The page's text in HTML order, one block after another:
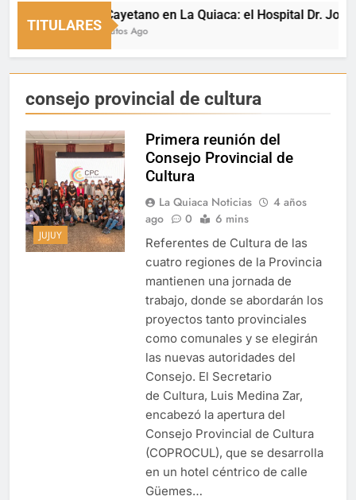
TITULARES
San Cayetano en La Quiaca: el Hospital Dr. Jorge
10 Minutos Ago
consejo provincial de cultura
JUJUY
Primera reunión del
Consejo Provincial de
Cultura
La Quiaca Noticias
4 años
ago
0 6 mins
Referentes de Cultura de las
cuatro regiones de la Provincia
mantienen una jornada de
trabajo, donde se abordarán los
proyectos tanto provinciales
como comunales y se elegirán
las nuevas autoridades del
Consejo. El Secretario
de Cultura, Luis Medina Zar,
encabezó la apertura del
Consejo Provincial de Cultura
(COPROCUL), que se desarrolla
en un hotel céntrico de calle
Güemes…